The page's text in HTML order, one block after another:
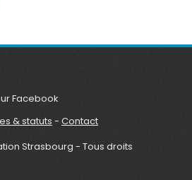
Facebook
& statuts - Contact
Strasbourg - Tous droits